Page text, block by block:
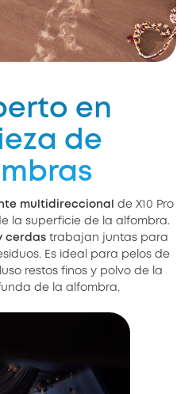
en
de
multidireccional
de X10 Pro
la superficie de la alfombra.
cerdas trabajan juntas para
Es ideal para pelos de
restos finos y polvo de la
de la alfombra.